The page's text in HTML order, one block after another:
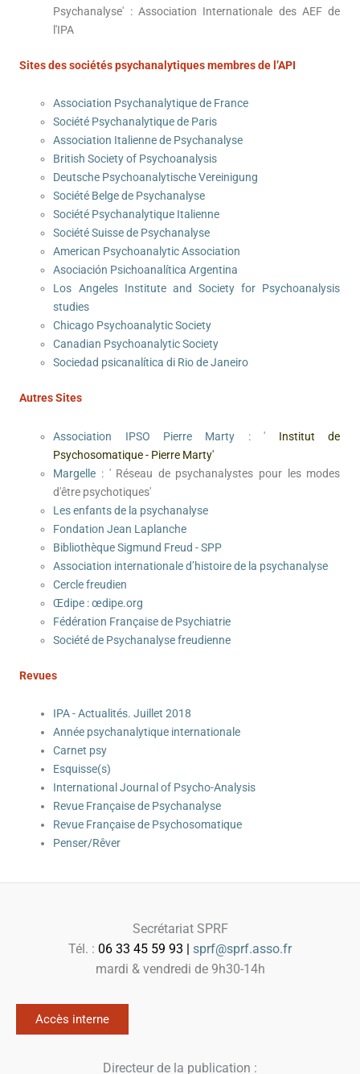
Psychanalyse' : Association Internationale des AEF de
l'IPA
Sites des sociétés psychanalytiques membres de l’API
Association Psychanalytique de France
Société Psychanalytique de Paris
Association Italienne de Psychanalyse
British Society of Psychoanalysis
Deutsche Psychoanalytische Vereinigung
Société Belge de Psychanalyse
Société Psychanalytique Italienne
Société Suisse de Psychanalyse
American Psychoanalytic Association
Asociación Psichoanalítica Argentina
Los Angeles Institute and Society for Psychoanalysis
studies
Chicago Psychoanalytic Society
Canadian Psychoanalytic Society
Sociedad psicanalítica di Rio de Janeiro
Autres Sites
Association IPSO Pierre Marty : ' Institut de
Psychosomatique - Pierre Marty'
Margelle : ' Réseau de psychanalystes pour les modes
d'être psychotiques'
Les enfants de la psychanalyse
Fondation Jean Laplanche
Bibliothèque Sigmund Freud - SPP
Association internationale d’histoire de la psychanalyse
Cercle freudien
Œdipe : œdipe.org
Fédération Française de Psychiatrie
Société de Psychanalyse freudienne
Revues
IPA - Actualités. Juillet 2018
Année psychanalytique internationale
Carnet psy
Esquisse(s)
International Journal of Psycho-Analysis
Revue Française de Psychanalyse
Revue Française de Psychosomatique
Penser/Rêver
Secrétariat SPRF
Tél. : 06 33 45 59 93 | sprf@sprf.asso.fr
mardi & vendredi de 9h30-14h
Accès interne
Directeur de la publication :